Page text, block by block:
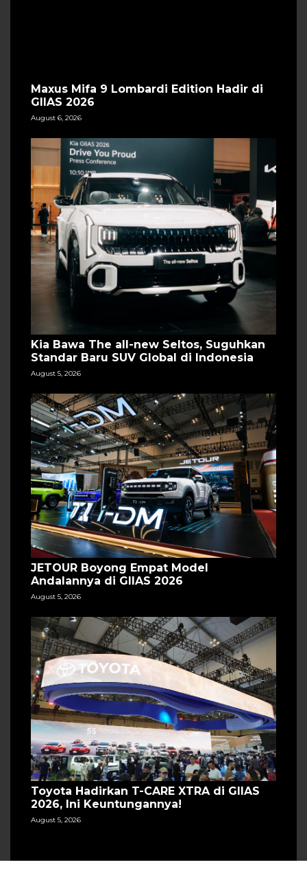
Maxus Mifa 9 Lombardi Edition Hadir di
GIIAS 2026
August 6, 2026
Kia Bawa The all-new Seltos, Suguhkan
Standar Baru SUV Global di Indonesia
August 5, 2026
JETOUR Boyong Empat Model
Andalannya di GIIAS 2026
August 5, 2026
Toyota Hadirkan T-CARE XTRA di GIIAS
2026, Ini Keuntungannya!
August 5, 2026